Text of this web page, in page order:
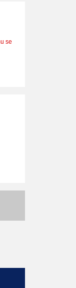
se